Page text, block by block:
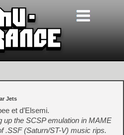
Jets
et d’Elsemi.
up the SCSP emulation in MAME
.SSF (Saturn/ST-V) music rips.